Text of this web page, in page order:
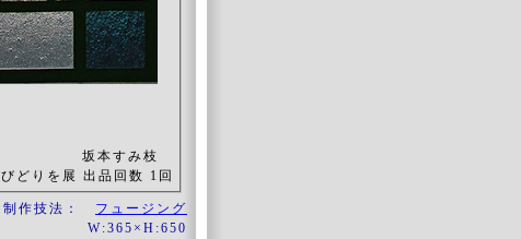
坂本すみ枝
びどりを展 出品回数 1回
制作技法： フュージング
W:365×H:650